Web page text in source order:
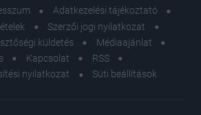
Adatkezelési tájékoztató
Szerzői jogi nyilatkozat
küldetés
Médiaajánlat
Kapcsolat
RSS
nyilatkozat
Süti beállítások